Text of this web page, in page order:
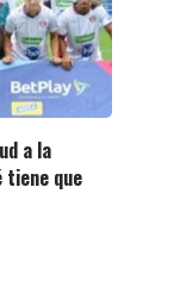
a la
tiene que